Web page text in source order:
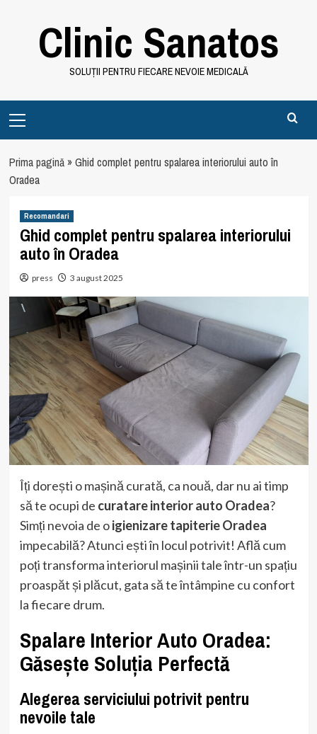
Clinic Sanatos
SOLUȚII PENTRU FIECARE NEVOIE MEDICALĂ
Menu
Prima pagină»Ghid complet pentru spalarea interiorului auto în
Oradea
Recomandari
Ghid complet pentru spalarea interiorului
auto în Oradea
press 3 august 2025
Îți dorești o mașină curată, ca nouă, dar nu ai timp
să te ocupi de curatare interior auto Oradea?
Simți nevoia de oigienizare tapiterie Oradea
impecabilă? Atunci ești în locul potrivit! Află cum
poți transforma interiorul mașinii tale într-un spațiu
proaspăt și plăcut, gata să te întâmpine cu confort
la fiecare drum.
Spalare Interior Auto Oradea:
Găsește Soluția Perfectă
Alegerea serviciului potrivit pentru
nevoile tale